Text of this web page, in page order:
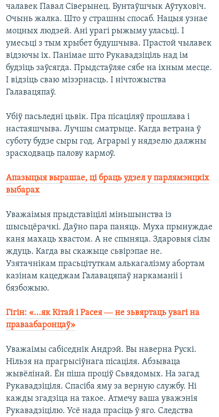
чалавек Павал Сіверынец. Бунтаўшчык Аўтуховіч.
Очынь жалка. Што у страшны спосаб. Нацыя узнае
моцных людзей. Ані урагі рыжыму уласьці. І
умесьці з тым хрыбет будушчыва. Прастой чылавек
відзючы іх. Панімае што Рукавадзіціль над ім
будзіць заўсягда. Прыдстаўляе сябе на іхным месце.
І відзіць сваю мізэрнасць. І нічтожыства
Галавацяпаў.
Убіў пасьледні цьвік. Пра пісаціляў прошлава і
настаяшчыва. Лучшы сматрыце. Кагда ветрана ў
суботу будзе сыры год. Аграрыі у нядзелю далжны
зрасходваць палову кармоў.
Апазыцыя вырашае, ці браць удзел у парлямэнцкіх
выбарах
Уважаімыя прыдставіцілі міньшынства із
шысьцёрачкі. Даўно пара паняць. Муха прынуждае
каня махаць хвастом. А не спыняца. Здаровыя сілы
ждуць. Кагда вы скажыце сьвірэпае не.
Узятачнікам прасьцітуткам алькагалізму абортам
казінам кацеджам Галавацяпаў наркаманіі і
бязбожыю.
Гігін: «...як Кітай і Расея ― не зьвяртаць увагі на
праваабаронцаў»
Уважаімы сабіседнік Андрэй. Вы наверна Рускі.
Нільзя на прагрысіўнага пісаціля. Абзываца
жывёлінай. Ён піша проціў Сьвядомых. На загад
Рукавадзіціля. Спасіба яму за верную службу. Ні
кажды згадзіца на такое. Атмечу ваша уважэнія
Рукавадзіцілю. Усё нада прасіць ў яго. Следства